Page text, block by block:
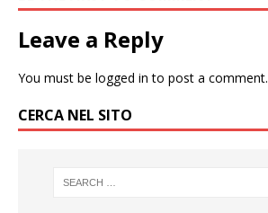
Leave a Reply
You must be logged in to post a comment.
CERCA NEL SITO